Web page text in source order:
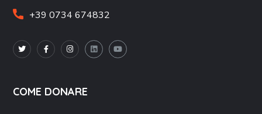
+39 0734 674832
COME DONARE